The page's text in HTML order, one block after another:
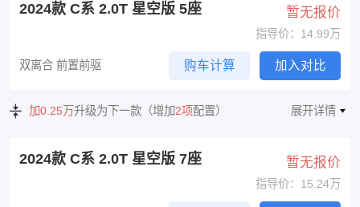
2024款 C系 2.0T 星空版 5座 暂无报价
指导价：14.99万
双离合 前置前驱 购车计算 加入对比
加0.25万升级为下一款（增加2项配置） 展开详情
2024款 C系 2.0T 星空版 7座 暂无报价
指导价：15.24万